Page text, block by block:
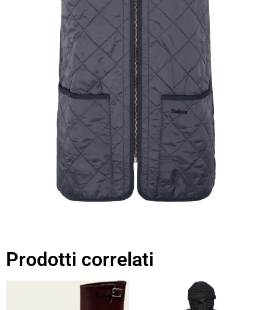
Prodotti correlati